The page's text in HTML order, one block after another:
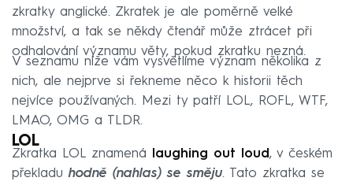
zkratky anglické. Zkratek je ale poměrně velké
množství, a tak se někdy čtenář může ztrácet při
odhalování významu věty, pokud zkratku nezná.
V seznamu níže vám vysvětlíme význam několika z
nich, ale nejprve si řekneme něco k historii těch
nejvíce používaných. Mezi ty patří LOL, ROFL, WTF,
LMAO, OMG a TLDR.
LOL
Zkratka LOL znamená laughing out loud, v českém
překladuhodně (nahlas) se směju. Tato zkratka se